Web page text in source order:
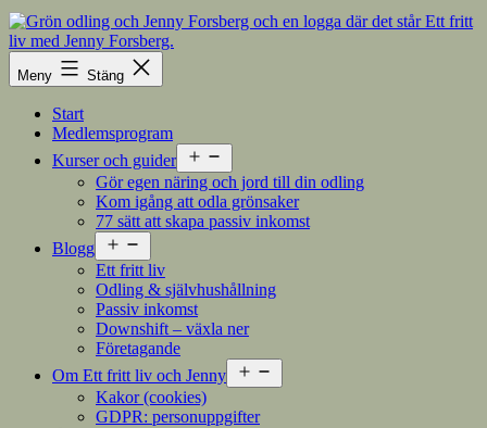
Hoppa
till
innehåll
Meny Stäng
Start
Medlemsprogram
Kurser och guider
meny
Gör egen näring och jord till din odling
Kom igång att odla grönsaker
77 sätt att skapa passiv inkomst
Blogg
meny
Ett fritt liv
Odling & självhushållning
Passiv inkomst
Downshift – växla ner
Företagande
Om Ett fritt liv och Jenny
meny
Kakor (cookies)
GDPR: personuppgifter